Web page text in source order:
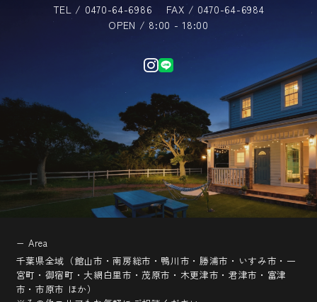
TEL / 0470-64-6986
FAX / 0470-64-6984
OPEN / 8:00 - 18:00
− Area
千葉県全域（館山市・南房総市・鴨川市・勝浦市・いすみ市・一
宮町・御宿町・大網白里市・茂原市・木更津市・君津市・富津
市・市原市 ほか）